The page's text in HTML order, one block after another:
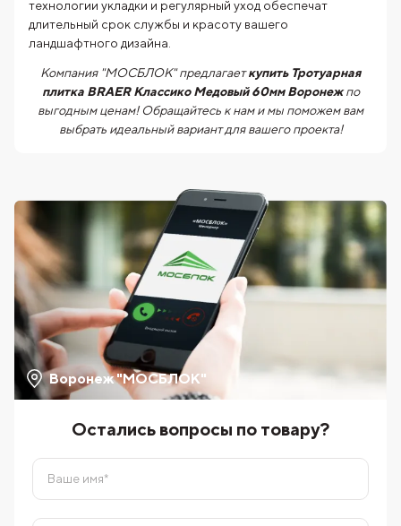
технологии укладки и регулярный уход обеспечат
длительный срок службы и красоту вашего
ландшафтного дизайна.
Компания "МОСБЛОК" предлагаеткупить Тротуарная
плитка BRAER Классико Медовый 60мм Воронежпо
выгодным ценам! Обращайтесь к нам и мы поможем вам
выбрать идеальный вариант для вашего проекта!
Воронеж "МОСБЛОК"
Остались вопросы по товару?